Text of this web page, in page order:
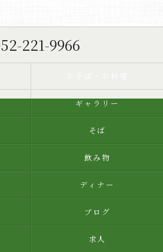
221-9966
ギャラリー
そば
飲み物
ディナー
ブログ
求人